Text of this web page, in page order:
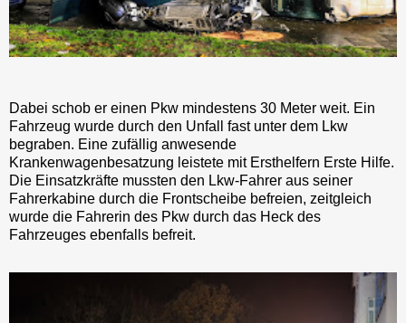
Dabei schob er einen Pkw mindestens 30 Meter weit. Ein
Fahrzeug wurde durch den Unfall fast unter dem Lkw
begraben. Eine zufällig anwesende
Krankenwagenbesatzung leistete mit Ersthelfern Erste Hilfe.
Die Einsatzkräfte mussten den Lkw-Fahrer aus seiner
Fahrerkabine durch die Frontscheibe befreien, zeitgleich
wurde die Fahrerin des Pkw durch das Heck des
Fahrzeuges ebenfalls befreit.